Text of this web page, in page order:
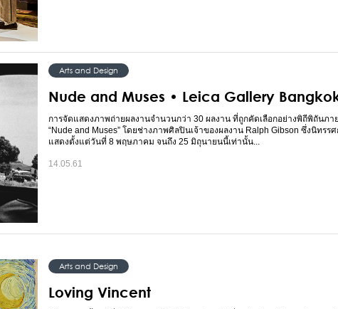
Arts and Design
Nude and Muses • Leica Gallery
การจัดแสดงภาพถ่ายผลงานจำนวนกว่า 30 ผลงาน ที่ถูกคัดเลือกอย่างพิถีพิถันภา
“Nude and Muses” โดยช่างภาพศิลปินเจ้าของผลงาน Ralph Gibson ซึ่งนิทรร
แสดงตั้งแต่วันที่ 8 พฤษภาคม จนถึง 25 มิถุนายนนี้เท่านั้น...
14.05.61
Arts and Design
Loving Vincent